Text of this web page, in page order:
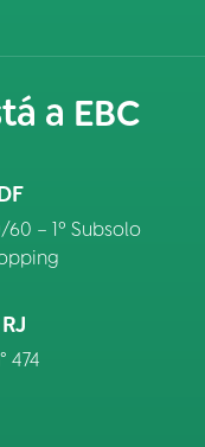
a EBC
– 1º Subsolo
474